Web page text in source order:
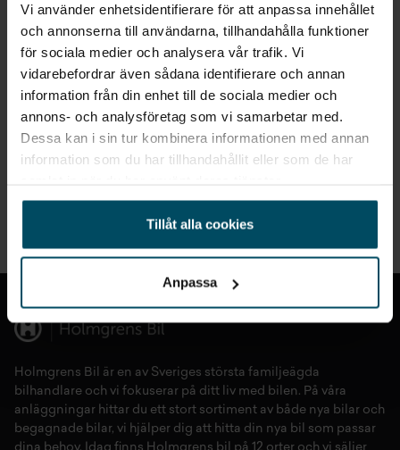
Vi använder enhetsidentifierare för att anpassa innehållet
och annonserna till användarna, tillhandahålla funktioner
för sociala medier och analysera vår trafik. Vi
vidarebefordrar även sådana identifierare och annan
information från din enhet till de sociala medier och
annons- och analysföretag som vi samarbetar med.
Dessa kan i sin tur kombinera informationen med annan
information som du har tillhandahållit eller som de har
Tillåt alla cookies
Anpassa
Alla personuppgifter som skickas in till Holmgrens kommer att
behandlas enligt bestämmelserna i EU:s dataskyddsförordningen
personuppgifter.
Holmgrens Bil är en av Sveriges största familjeägda
bilhandlare och vi fokuserar på ditt liv med bilen. På våra
anläggningar hittar du ett stort sortiment av både nya bilar och
begagnade bilar, vi hjälper dig att hitta din nya bil som passar